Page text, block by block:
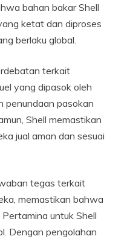
bahan bakar Shell
ketat dan diproses
berlaku global.
terkait
yang dipasok oleh
penundaan pasokan
Shell memastikan
jual aman dan sesuai
tegas terkait
memastikan bahwa
untuk Shell
Dengan pengolahan